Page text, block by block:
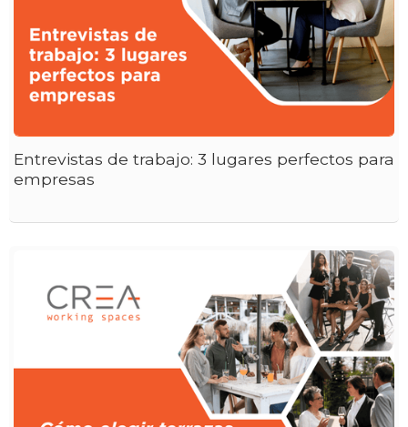
Entrevistas de trabajo: 3 lugares perfectos para
empresas